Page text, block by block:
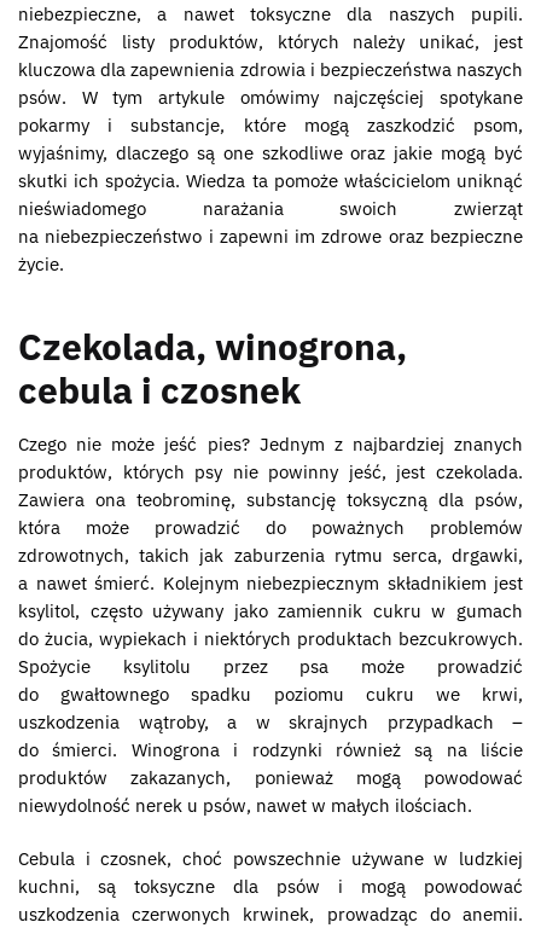
niebezpieczne, a nawet toksyczne dla naszych pupili.
Znajomość listy produktów, których należy unikać, jest
kluczowa dla zapewnienia zdrowia i bezpieczeństwa naszych
psów. W tym artykule omówimy najczęściej spotykane
pokarmy i substancje, które mogą zaszkodzić psom,
wyjaśnimy, dlaczego są one szkodliwe oraz jakie mogą być
skutki ich spożycia. Wiedza ta pomoże właścicielom uniknąć
nieświadomego narażania swoich zwierząt
na niebezpieczeństwo i zapewni im zdrowe oraz bezpieczne
życie.
Czekolada, winogrona,
cebula i czosnek
Czego nie może jeść pies? Jednym z najbardziej znanych
produktów, których psy nie powinny jeść, jest czekolada.
Zawiera ona teobrominę, substancję toksyczną dla psów,
która może prowadzić do poważnych problemów
zdrowotnych, takich jak zaburzenia rytmu serca, drgawki,
a nawet śmierć. Kolejnym niebezpiecznym składnikiem jest
ksylitol, często używany jako zamiennik cukru w gumach
do żucia, wypiekach i niektórych produktach bezcukrowych.
Spożycie ksylitolu przez psa może prowadzić
do gwałtownego spadku poziomu cukru we krwi,
uszkodzenia wątroby, a w skrajnych przypadkach –
do śmierci. Winogrona i rodzynki również są na liście
produktów zakazanych, ponieważ mogą powodować
niewydolność nerek u psów, nawet w małych ilościach.
Cebula i czosnek, choć powszechnie używane w ludzkiej
kuchni, są toksyczne dla psów i mogą powodować
uszkodzenia czerwonych krwinek, prowadząc do anemii.